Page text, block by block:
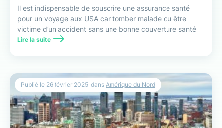
Il est indispensable de souscrire une assurance santé
pour un voyage aux USA car tomber malade ou être
victime d’un accident sans une bonne couverture santé
peut vite se transformer en gouffre financier.
Lire la suite
Publié le 26 février 2025 dans Amérique du Nord